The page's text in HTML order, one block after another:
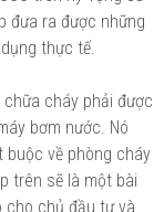
đưa ra được những
thực tế.
cháy phải được
bơm nước. Nó
buộc về phòng cháy
trên sẽ là một bài
cho chủ đầu tư và